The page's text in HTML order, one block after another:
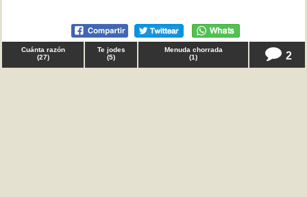
Cuánta razón
(27)
Te jodes
(5)
Menuda chorrada
(1) 2